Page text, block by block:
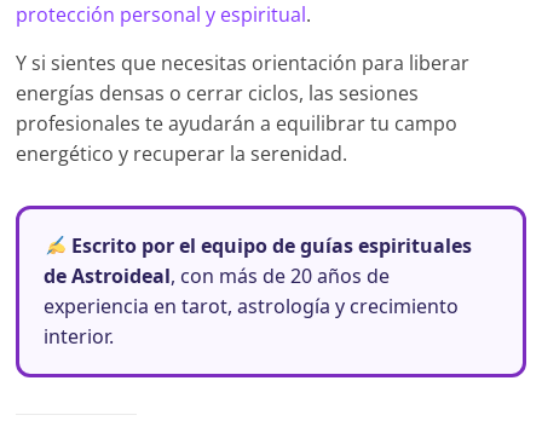
protección personal y espiritual.
Y si sientes que necesitas orientación para liberar
energías densas o cerrar ciclos, las sesiones
profesionales te ayudarán a equilibrar tu campo
energético y recuperar la serenidad.
Escrito por el equipo de guías espirituales
de Astroideal, con más de 20 años de
experiencia en tarot, astrología y crecimiento
interior.